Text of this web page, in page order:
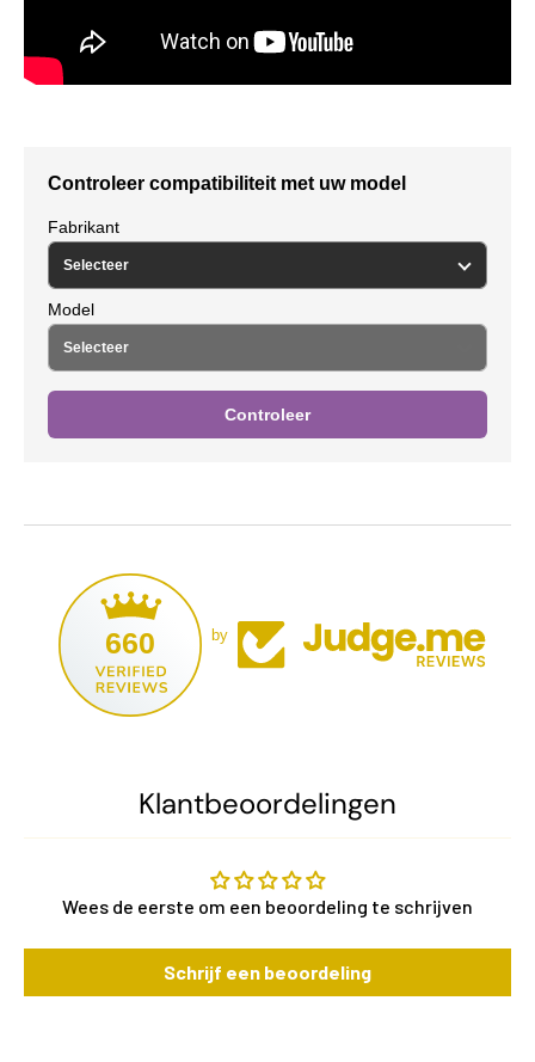
Controleer compatibiliteit met uw model
Fabrikant
Model
Controleer
660 by
Klantbeoordelingen
Wees de eerste om een beoordeling te schrijven
Schrijf een beoordeling